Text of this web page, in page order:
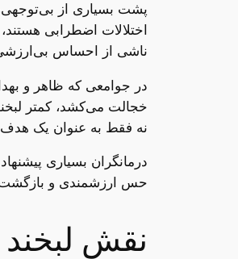
پشت بسیاری از
اختلالات اضطرابی
ناشی از احساس بی‌ارزشی
در جوامعی که ظاهر و
خجالت می‌کشد، کمتر
نه فقط به عنوان یک هدف
درمانگران بسیاری
حس ارزشمندی و بازگشت
نقش لبخند